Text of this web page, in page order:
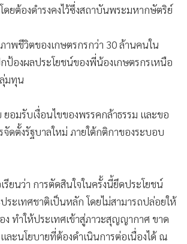
ดยต้องดำรงคงไว้ซึ่งสถาบันพระมหากษัตริย์
พชีวิตของเกษตรกรกว่า 30 ล้านคนใน
ป้องผลประโยชน์ของพี่น้องเกษตรกรเหนือ
มทุน
ยอมรับเงื่อนไขของพรรคกล้าธรรม และขอ
ดตั้งรัฐบาลใหม่ ภายใต้กติกาของระบอบ
รียนว่า การตัดสินใจในครั้งนี้ยึดประโยชน์
ระเทศชาติเป็นหลัก โดยไม่สามารถปล่อยให้
ง ทำให้ประเทศเข้าสู่ภาวะสุญญากาศ ขาด
ะนโยบายที่ต้องดำเนินการต่อเนื่องได้ ณ